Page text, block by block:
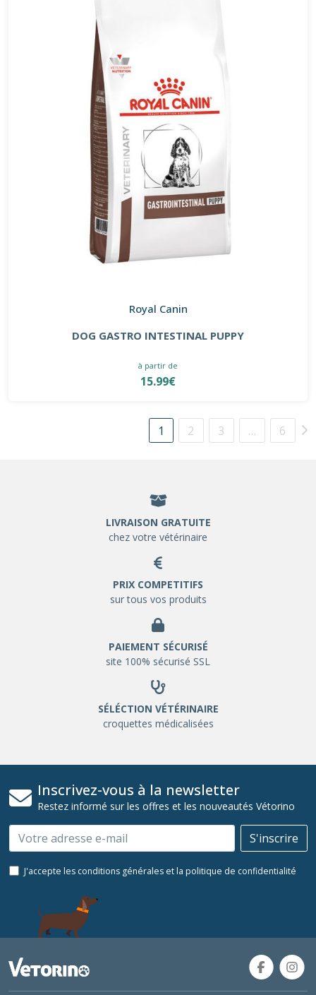
Royal Canin
DOG GASTRO INTESTINAL PUPPY
à partir de
15.99€
1 2 3 … 6
LIVRAISON GRATUITE
chez votre vétérinaire
PRIX COMPETITIFS
sur tous vos produits
PAIEMENT SÉCURISÉ
site 100% sécurisé SSL
SÉLÉCTION VÉTÉRINAIRE
croquettes médicalisées
Inscrivez-vous à la newsletter
Restez informé sur les offres et les nouveautés Vétorino
Email S'inscrire
J'accepte les conditions générales et la politique de confidentialité